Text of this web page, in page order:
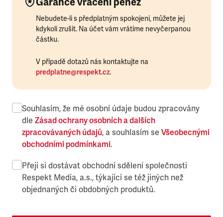
Nebudete-li s předplatným spokojeni, můžete jej
kdykoli zrušit. Na účet vám vrátíme nevyčerpanou
částku.
V případě dotazů nás kontaktujte na
predplatne@respekt.cz.
Souhlasím, že mé osobní údaje budou zpracovány
dle Zásad ochrany osobních a dalších
zpracovávaných údajů, a souhlasím se Všeobecnými
obchodními podmínkami.
Přeji si dostávat obchodní sdělení společnosti
Respekt Media, a.s., týkající se též jiných než
objednaných či obdobných produktů.